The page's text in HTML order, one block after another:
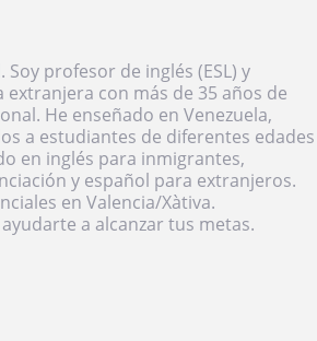
profesor de inglés (ESL) y
extranjera con más de 35 años de
He enseñado en Venezuela,
a estudiantes de diferentes edades
en inglés para inmigrantes,
y español para extranjeros.
en Valencia/Xàtiva.
a alcanzar tus metas.